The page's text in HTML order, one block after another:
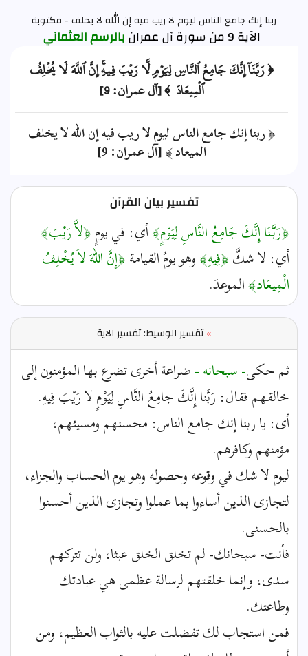
ربنا إنك جامع الناس ليوم لا ريب فيه إن الله لا يخلف - مكتوبة
الآية 9 من سورة آل عمران بالرسم العثماني
﴿ رَبَّنَآ إِنَّكَ جَامِعُ ٱلنَّاسِ لِيَوۡمٖ لَّا رَيۡبَ فِيهِۚ إِنَّ ٱللَّهَ لَا يُخۡلِفُ
ٱلۡمِيعَادَ ﴾ [آل عمران: 9]
﴿ ربنا إنك جامع الناس ليوم لا ريب فيه إن الله لا يخلف
الميعاد ﴾ [آل عمران: 9]
تفسير بيان القرآن
﴿رَبَّنَا إِنَّكَ جَامِعُ النَّاسِ لِيَوْمٍ﴾أي: في يومٍ﴿لاَّ رَيْبَ﴾
أي: لا شكَّ﴿فِيهِ﴾وهو يومُ القيامة﴿إِنَّ اللّهَ لاَ يُخْلِفُ
الْمِيعَاد﴾الموعدَ.
»تفسير الوسيط: تفسير الآية
ثم حكى- سبحانه -ضراعة أخرى تضرع بها المؤمنون إلى
خالقهم فقال: رَبَّنا إِنَّكَ جامِعُ النَّاسِ لِيَوْمٍ لا رَيْبَ فِيهِ.
أى: يا ربنا إنك جامع الناس: محسنهم ومسيئهم،
مؤمنهم وكافرهم.
ليوم لا شك في وقوعه وحصوله وهو يوم الحساب والجزاء،
لتجازى الذين أساءوا بما عملوا وتجازى الذين أحسنوا
بالحسنى.
فأنت- سبحانك- لم تخلق الخلق عبثا، ولن تتركهم
سدى، وإنما خلقتهم لرسالة عظمى هي عبادتك
وطاعتك.
فمن استجاب لك تفضلت عليه بالثواب العظيم، ومن